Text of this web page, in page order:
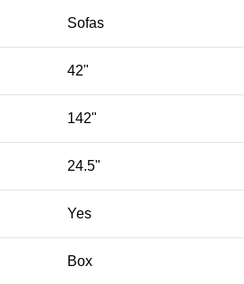
Sofas
42"
142"
24.5"
Yes
Box